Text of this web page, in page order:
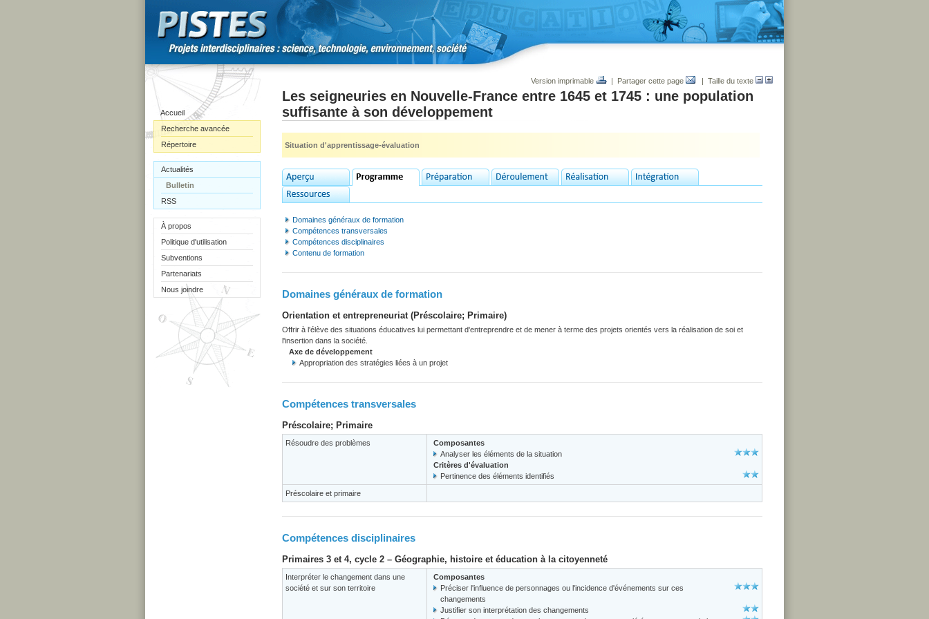
Accueil
Recherche avancée
Répertoire
Actualités
Bulletin
RSS
À propos
Politique d'utilisation
Subventions
Partenariats
Nous joindre
Version imprimable | Partager cette page | Taille du texte
Les seigneuries en Nouvelle-France entre 1645 et 1745 : une population
suffisante à son développement
Situation d'apprentissage-évaluation
Domaines généraux de formation
Compétences transversales
Compétences disciplinaires
Contenu de formation
Domaines généraux de formation
Orientation et entrepreneuriat (Préscolaire; Primaire)
Offrir à l'élève des situations éducatives lui permettant d'entreprendre et de mener à terme des projets orientés vers la réalisation de soi et
l'insertion dans la société.
Axe de développement
Appropriation des stratégies liées à un projet
Compétences transversales
Préscolaire; Primaire
Résoudre des problèmes
Composantes
Analyser les éléments de la situation
Critères d'évaluation
Pertinence des éléments identifiés
Préscolaire et primaire
Compétences disciplinaires
Primaires 3 et 4, cycle 2 – Géographie, histoire et éducation à la citoyenneté
Interpréter le changement dans une
société et sur son territoire
Composantes
Préciser l'influence de personnages ou l'incidence d'événements sur ces
changements
Justifier son interprétation des changements